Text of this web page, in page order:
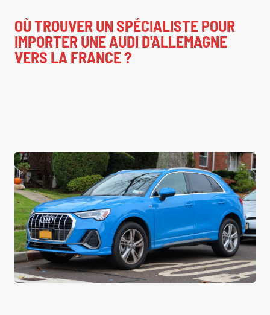
OÙ TROUVER UN SPÉCIALISTE POUR
IMPORTER UNE AUDI D'ALLEMAGNE
VERS LA FRANCE ?